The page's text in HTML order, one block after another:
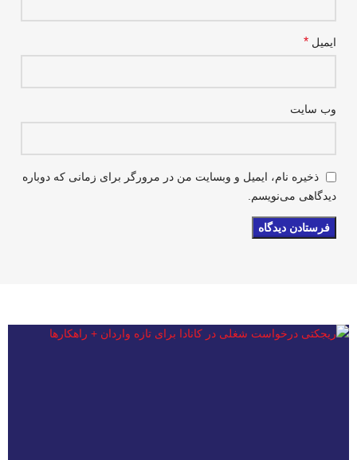
ایمیل *
وب‌ سایت
ذخیره نام، ایمیل و وبسایت من در مرورگر برای زمانی که دوباره
دیدگاهی می‌نویسم.